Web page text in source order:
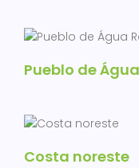
Pueblo de
Costa noreste